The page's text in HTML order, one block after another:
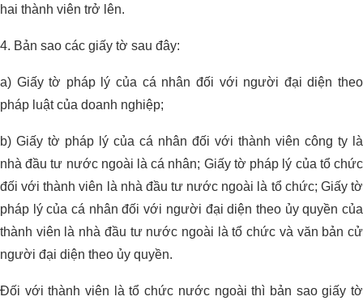
hai thành viên trở lên.
4. Bản sao các giấy tờ sau đây:
a) Giấy tờ pháp lý của cá nhân đối với người đại diện theo
pháp luật của doanh nghiệp;
b) Giấy tờ pháp lý của cá nhân đối với thành viên công ty là
nhà đầu tư nước ngoài là cá nhân; Giấy tờ pháp lý của tổ chức
đối với thành viên là nhà đầu tư nước ngoài là tổ chức; Giấy tờ
pháp lý của cá nhân đối với người đại diện theo ủy quyền của
thành viên là nhà đầu tư nước ngoài là tổ chức và văn bản cử
người đại diện theo ủy quyền.
Đối với thành viên là tổ chức nước ngoài thì bản sao giấy tờ